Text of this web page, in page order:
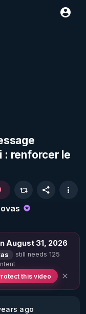
: renforcer le
August 31, 2026
still needs 125
this video
ago